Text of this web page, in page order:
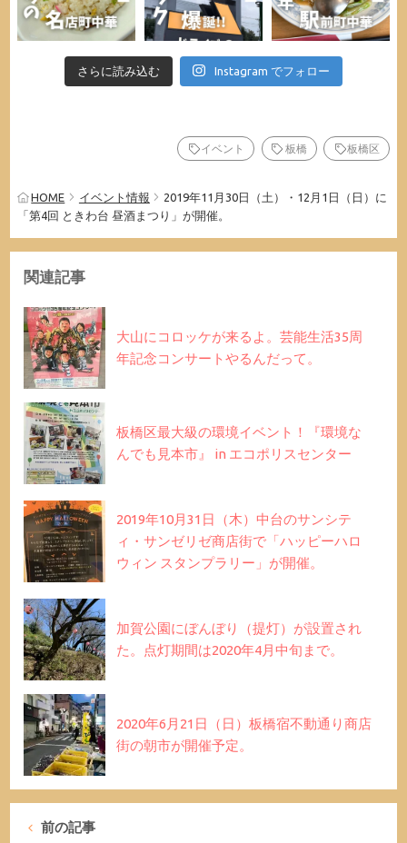
さらに読み込む Instagram でフォロー
イベント 板橋 板橋区
HOME イベント情報
2019年11月30日（土）・12月1日（日）に
「第4回 ときわ台 昼酒まつり」が開催。
関連記事
大山にコロッケが来るよ。芸能生活35周
年記念コンサートやるんだって。
板橋区最大級の環境イベント！『環境な
んでも見本市』 in エコポリスセンター
2019年10月31日（木）中台のサンシテ
ィ・サンゼリゼ商店街で「ハッピーハロ
ウィン スタンプラリー」が開催。
加賀公園にぼんぼり（提灯）が設置され
た。点灯期間は2020年4月中旬まで。
2020年6月21日（日）板橋宿不動通り商店
街の朝市が開催予定。
前の記事